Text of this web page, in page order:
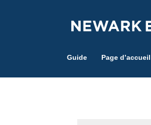
Guide Page d’accueil